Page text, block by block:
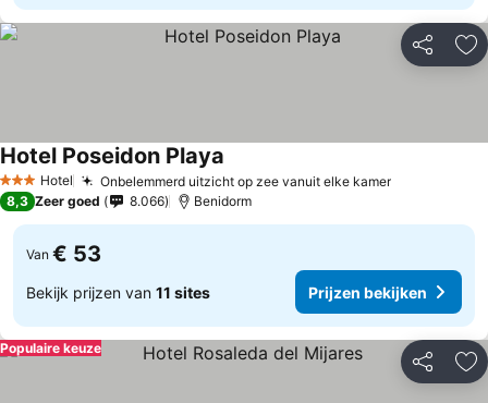
Delen
3 SterrenHotel Onbelemmerd uitzicht op zee vanuit elke kamer
Hotel Poseidon Playa
8,3 Zeer goed 8.066 Benidorm
Van € 53
Bekijk prijzen van 11 sites Prijzen bekijken
Delen
Populaire keuze